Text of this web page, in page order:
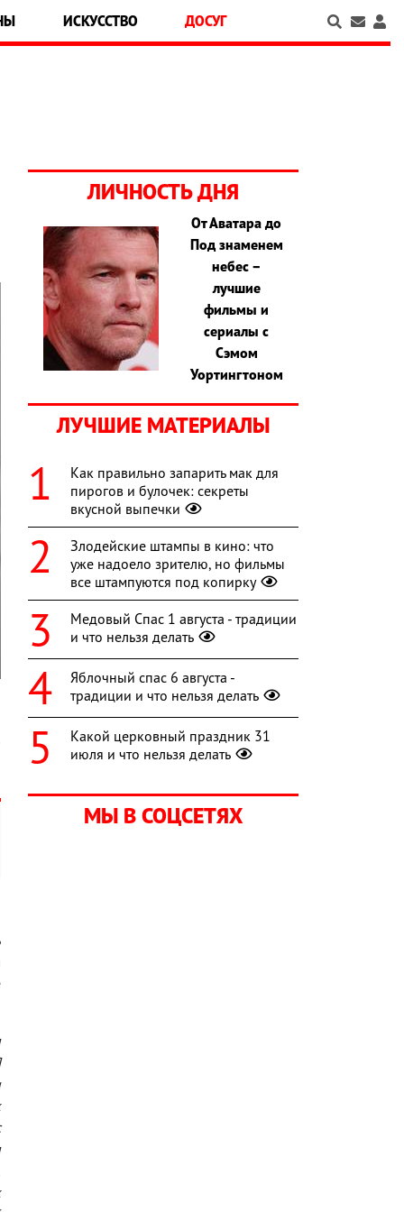
ИСКУССТВО ДОСУГ
ЛИЧНОСТЬ ДНЯ
От Аватара до
Под знаменем
небес –
лучшие
фильмы и
сериалы с
Сэмом
Уортингтоном
ЛУЧШИЕ МАТЕРИАЛЫ
Как правильно запарить мак для
пирогов и булочек: секреты
вкусной выпечки
Злодейские штампы в кино: что
уже надоело зрителю, но фильмы
все штампуются под копирку
Медовый Спас 1 августа - традиции
и что нельзя делать
Яблочный спас 6 августа -
традиции и что нельзя делать
Какой церковный праздник 31
июля и что нельзя делать
МЫ В СОЦСЕТЯХ